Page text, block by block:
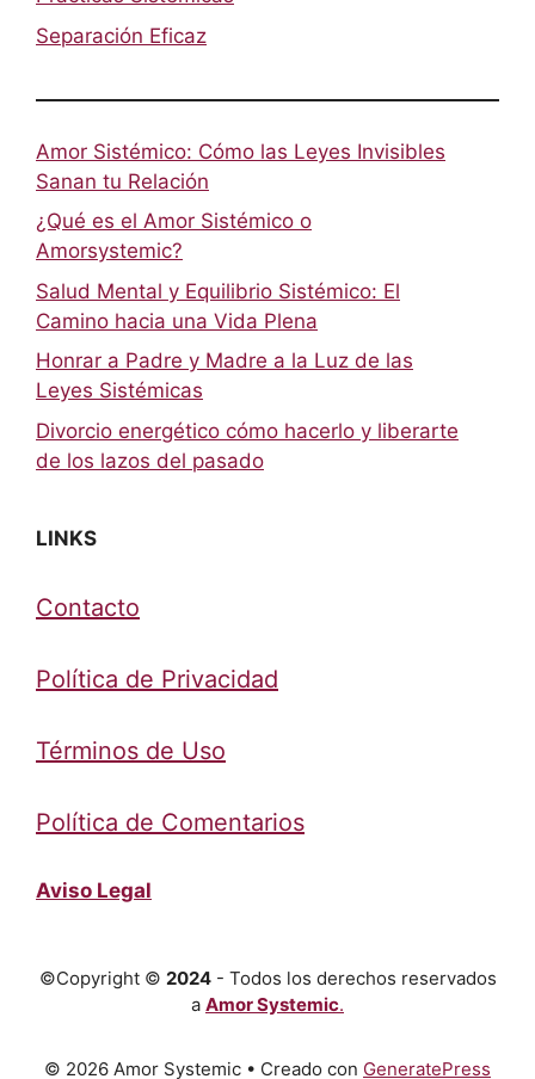
Separación Eficaz
Amor Sistémico: Cómo las Leyes Invisibles
Sanan tu Relación
¿Qué es el Amor Sistémico o
Amorsystemic?
Salud Mental y Equilibrio Sistémico: El
Camino hacia una Vida Plena
Honrar a Padre y Madre a la Luz de las
Leyes Sistémicas
Divorcio energético cómo hacerlo y liberarte
de los lazos del pasado
LINKS
Contacto
Política de Privacidad
Términos de Uso
Política de Comentarios
Aviso Legal
©Copyright © 2024- Todos los derechos reservados
a Amor Systemic.
© 2026 Amor Systemic • Creado con GeneratePress